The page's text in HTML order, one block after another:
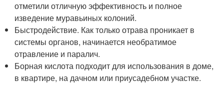
отметили отличную эффективность и полное
изведение муравьиных колоний.
Быстродействие. Как только отрава проникает в
системы органов, начинается необратимое
отравление и паралич.
Борная кислота подходит для использования в доме,
в квартире, на дачном или приусадебном участке.